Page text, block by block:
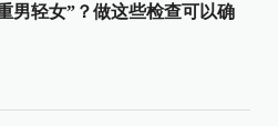
男轻女”？做这些检查可以确